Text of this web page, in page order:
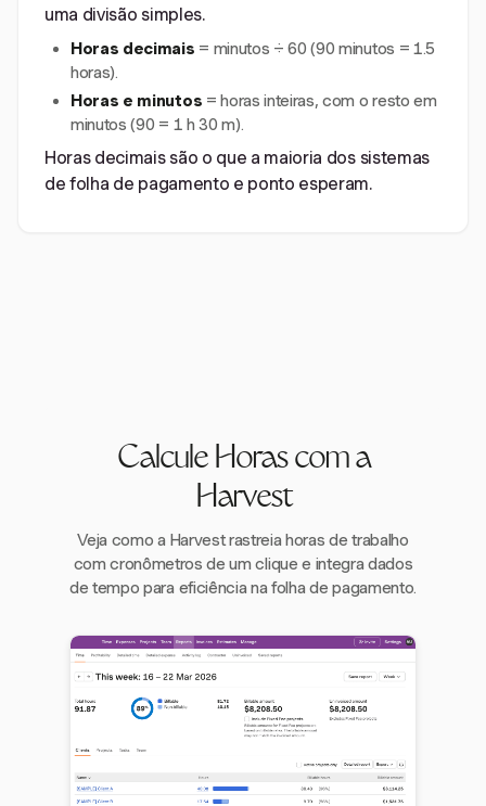
uma divisão simples.
Horas decimais = minutos ÷ 60 (90 minutos = 1.5
horas).
Horas e minutos = horas inteiras, com o resto em
minutos (90 = 1 h 30 m).
Horas decimais são o que a maioria dos sistemas
de folha de pagamento e ponto esperam.
Calcule Horas com a
Harvest
Veja como a Harvest rastreia horas de trabalho
com cronômetros de um clique e integra dados
de tempo para eficiência na folha de pagamento.